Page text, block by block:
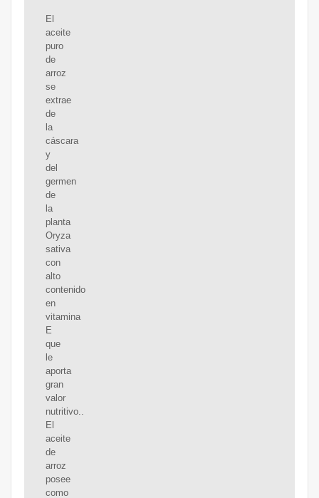
El
aceite
puro
de
arroz
se
extrae
de
la
cáscara
y
del
germen
de
la
planta
Oryza
sativa
con
alto
contenido
en
vitamina
E
que
le
aporta
gran
valor
nutritivo..
El
aceite
de
arroz
posee
como